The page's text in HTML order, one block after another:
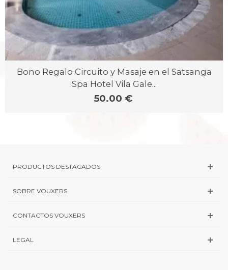
Bono Regalo Circuito y Masaje en el Satsanga
Spa Hotel Vila Gale...
50.00 €
PRODUCTOS DESTACADOS
SOBRE VOUXERS
CONTACTOS VOUXERS
LEGAL